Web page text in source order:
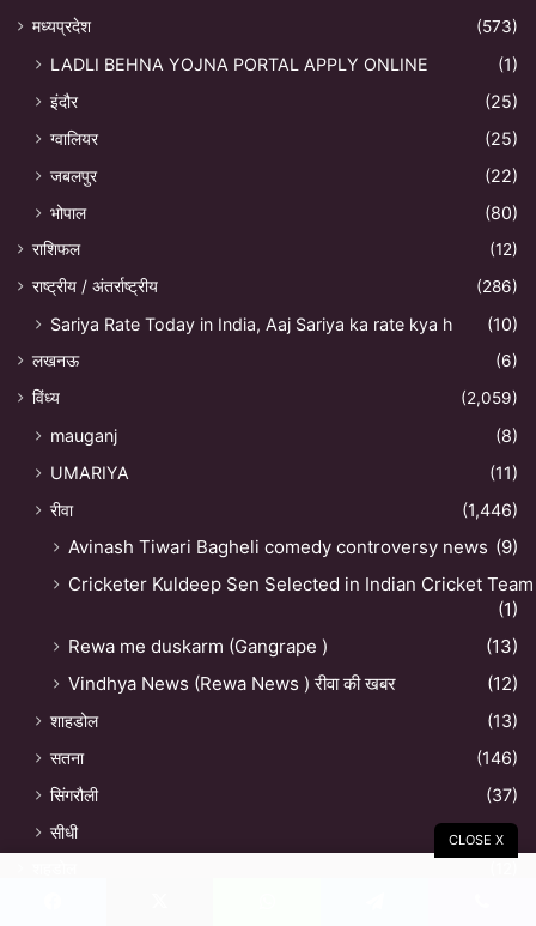
मध्यप्रदेश
(573)
LADLI BEHNA YOJNA PORTAL APPLY ONLINE
(1)
इंदौर
(25)
ग्वालियर
(25)
जबलपुर
(22)
भोपाल
(80)
राशिफल
(12)
राष्ट्रीय / अंतर्राष्ट्रीय
(286)
Sariya Rate Today in India, Aaj Sariya ka rate kya h (10)
लखनऊ
(6)
विंध्य
(2,059)
mauganj
(8)
UMARIYA
(11)
रीवा
(1,446)
Avinash Tiwari Bagheli comedy controversy news (9)
Cricketer Kuldeep Sen Selected in Indian Cricket Team
(1)
Rewa me duskarm (Gangrape )
(13)
Vindhya News (Rewa News ) रीवा की खबर
(12)
शाहडोल
(13)
सतना
(146)
सिंगरौली
(37)
सीधी
(464)
CLOSE X